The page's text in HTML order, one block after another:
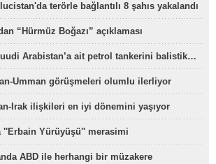
terörle bağlantılı 8 şahıs yakalandı
“Hürmüz Boğazı” açıklaması
Arabistan’a ait petrol tankerini balistik…
Umman görüşmeleri olumlu ilerliyor
Irak ilişkileri en iyi dönemini yaşıyor
''Erbain Yürüyüşü'' merasimi
ABD ile herhangi bir müzakere